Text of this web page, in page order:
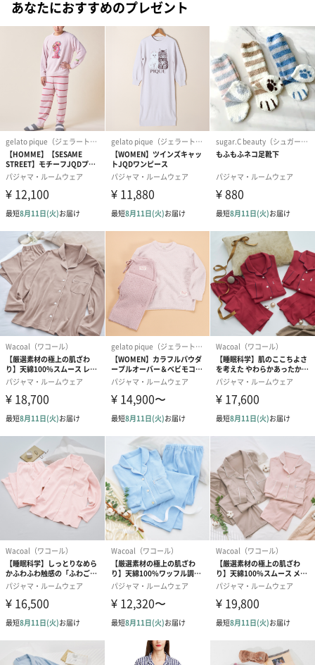
外から帰ってきて、ほっとひといきつく時間を快適に過ごしてい
ただきたいそんな思いのウェアをご提案します。【UCHINO(ウチ
ノ)】が提案するくつろぎ着は優れた吸水性と保温力を合わせ持つ
タオル素材、ガーゼ素材を中心に日常のストレスから解放しま
今日の疲れを明日にもちこさないよう、タオル、ガーゼの優し
大切な方へのプレゼントに
お世話になった方にも
上質なガーゼで丁寧に仕上げたガーゼパジャマです。
肌に優しく、とても柔らかいので毎日着たくなります。
着心地の良いガーゼパジャマをプレゼントしてみてはいかがでし
ょうか。
商品詳細情報
細番手甘撚糸3重ガーゼ
幅・奥行・高
さ
350㎜・270㎜・50㎜
外装の形状
PP袋
重さ/内容量
430g
サイズ/寸法
Mサイズ
着丈72cm身巾57cm裄丈79cm
ウェスト80cmパンツ丈97cm
Lサイズ
着丈75cm身巾61cm裄丈79cm
ウェスト90cmパンツ丈100cm
あなたにおすすめのプレゼント